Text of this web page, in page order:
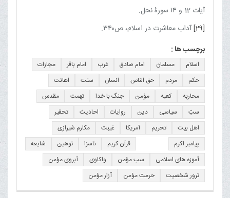
آیات 12 و ۱۴ سورۀ نحل.
[29]آداب معاشرت در اسلام، ص۳۴۰.
برچسب ها :
اسلام مسلمان امام صادق غرب امام باقر
مجازات
حکم
مردم حق الناس انسان سنت
اهانت
محاربه
کعبه مؤمن جنگ با خدا تهمت
مقدس
سبّ
سیاسی دین روایات احادیث
تحقیر
اهل بیت
تحریم آمریکا غیبت
مکارم شیرازی
پیامبر اکرم
قرآن کریم ناسزا توهین
شایعه
آموزه های اسلامی
سب مؤمن واکاوی
آبروی مؤمن
ترور شخصیت
حرمت مؤمن آزار مؤمن